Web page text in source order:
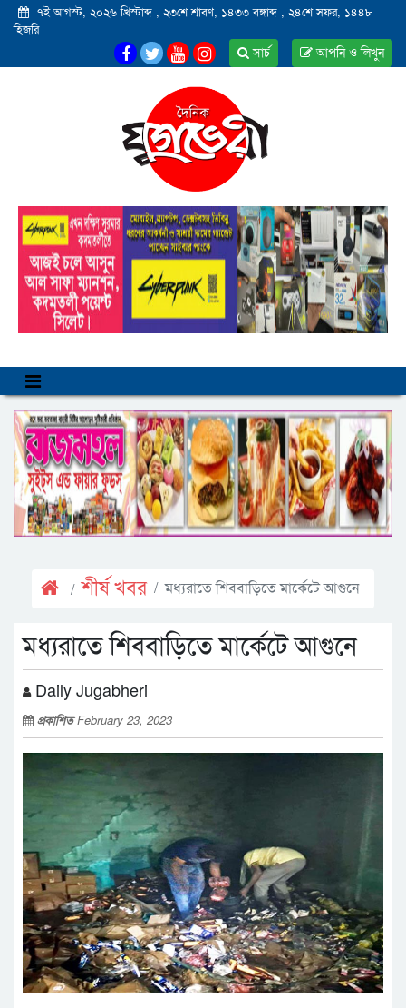
৭ই আগস্ট, ২০২৬ খ্রিস্টাব্দ , ২৩শে শ্রাবণ, ১৪৩৩ বঙ্গাব্দ , ২৪শে সফর, ১৪৪৮
হিজরি
আপনি ও লিখুন
সার্চ
শীর্ষ খবর মধ্যরাতে শিববাড়িতে মার্কেটে আগুনে
মধ্যরাতে শিববাড়িতে মার্কেটে আগুনে
Daily Jugabheri
প্রকাশিতFebruary 23, 2023